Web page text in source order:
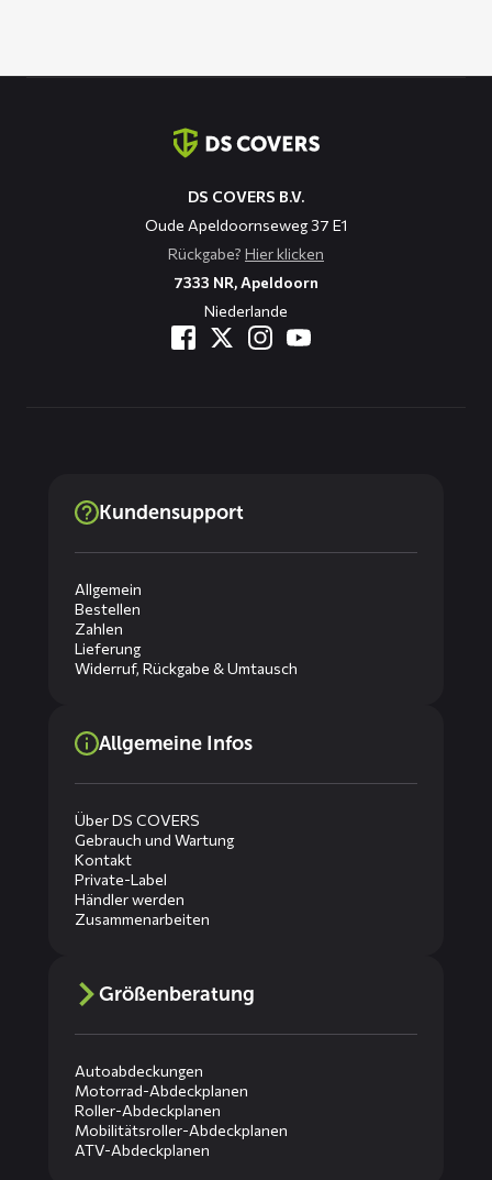
DS COVERS B.V.
Oude Apeldoornseweg 37 E1
Rückgabe? Hier klicken
7333 NR, Apeldoorn
Niederlande
Kundensupport
Allgemein
Bestellen
Zahlen
Lieferung
Widerruf, Rückgabe & Umtausch
Allgemeine Infos
Über DS COVERS
Gebrauch und Wartung
Kontakt
Private-Label
Händler werden
Zusammenarbeiten
Größenberatung
Autoabdeckungen
Motorrad-Abdeckplanen
Roller-Abdeckplanen
Mobilitätsroller-Abdeckplanen
ATV-Abdeckplanen